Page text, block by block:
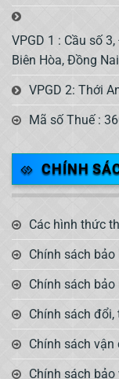
VPGD 1 : Cầu số
Biên Hòa, Đồng Nai
VPGD 2: Thới
Mã số Thuế :
CHÍNH
Các hình thức
Chính sách bảo
Chính sách bảo
Chính sách đổi,
Chính sách vận
Chính sách